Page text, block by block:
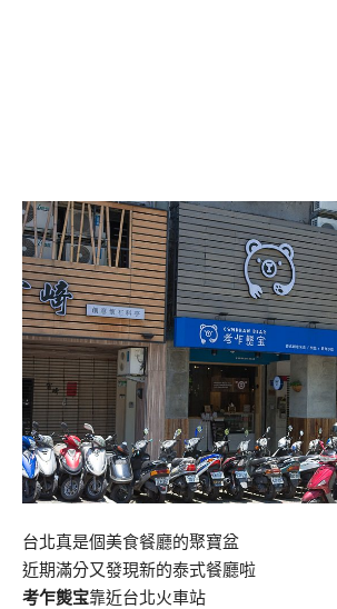
台北真是個美食餐廳的聚寶盆
近期滿分又發現新的泰式餐廳啦
考乍熋宝靠近台北火車站